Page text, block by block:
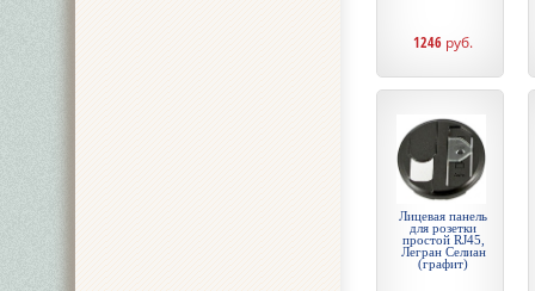
1246 руб.
Лицевая панель
для розетки
простой RJ45,
Легран Селиан
(графит)